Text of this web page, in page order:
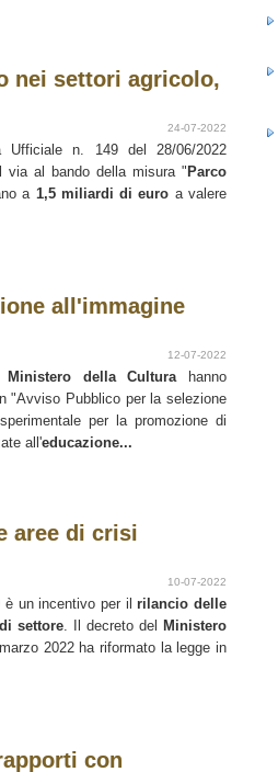
nei settori agricolo,
24-07-2022
Ufficiale n. 149 del 28/06/2022
via al bando della misura " Parco
a 1,5 miliardi di euro a valere
all'immagine
12-07-2022
Ministero della Culturahanno
"Avviso Pubblico per la selezione
per la promozione di
all'educazione...
aree di crisi
10-07-2022
è un incentivo per ilrilancio delle
settore. Il decreto del
Ministero
2022 ha riformato la legge in
con